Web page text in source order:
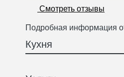
Смотреть отзывы
Подробная информация
Кухня